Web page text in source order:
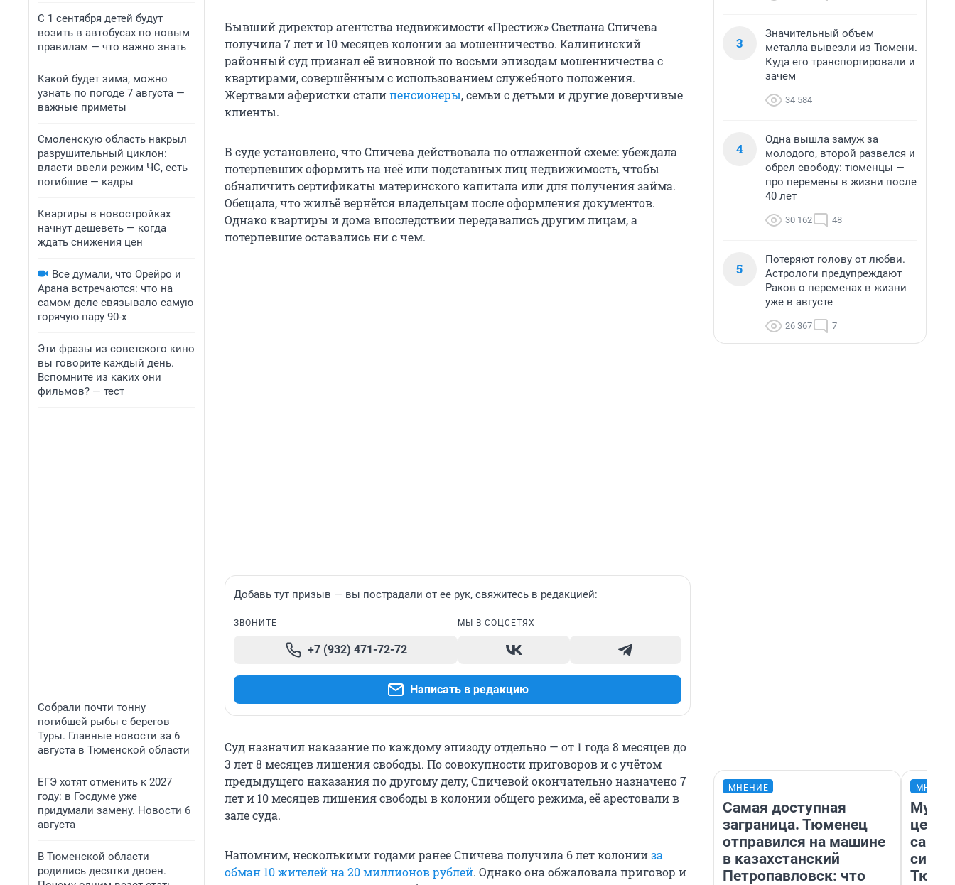
С 1 сентября детей будут
возить в автобусах по новым
правилам — что важно знать
Какой будет зима, можно
узнать по погоде 7 августа —
важные приметы
Смоленскую область накрыл
разрушительный циклон:
власти ввели режим ЧС, есть
погибшие — кадры
Квартиры в новостройках
начнут дешеветь — когда
ждать снижения цен
Все думали, что Орейро и
Арана встречаются: что на
самом деле связывало самую
горячую пару 90-х
Эти фразы из советского кино
вы говорите каждый день.
Вспомните из каких они
фильмов? — тест
Собрали почти тонну
погибшей рыбы с берегов
Туры. Главные новости за 6
августа в Тюменской области
ЕГЭ хотят отменить к 2027
году: в Госдуме уже
придумали замену. Новости 6
августа
В Тюменской области
родились десятки двоен.
Бывший директор агентства недвижимости «Престиж» Светлана Спичева
получила 7 лет и 10 месяцев колонии за мошенничество. Калининский
районный суд признал её виновной по восьми эпизодам мошенничества с
квартирами, совершённым с использованием служебного положения.
Жертвами аферистки сталипенсионеры, семьи с детьми и другие доверчивые
клиенты.
В суде установлено, что Спичева действовала по отлаженной схеме: убеждала
потерпевших оформить на неё или подставных лиц недвижимость, чтобы
обналичить сертификаты материнского капитала или для получения займа.
Обещала, что жильё вернётся владельцам после оформления документов.
Однако квартиры и дома впоследствии передавались другим лицам, а
потерпевшие оставались ни с чем.
Добавь тут призыв — вы пострадали от ее рук, свяжитесь в редакцией:
ЗВОНИТЕ
+7 (932) 471-72-72
МЫ В СОЦСЕТЯХ
Написать в редакцию
Суд назначил наказание по каждому эпизоду отдельно — от 1 года 8 месяцев до
3 лет 8 месяцев лишения свободы. По совокупности приговоров и с учётом
предыдущего наказания по другому делу, Спичевой окончательно назначено 7
лет и 10 месяцев лишения свободы в колонии общего режима, её арестовали в
зале суда.
Напомним, несколькими годами ранее Спичева получила 6 лет колонииза
обман 10 жителей на 20 миллионов рублей. Однако она обжаловала приговор и
3
Значительный объем
металла вывезли из Тюмени.
Куда его транспортировали и
зачем
34 584
4
Одна вышла замуж за
молодого, второй развелся и
обрел свободу: тюменцы —
про перемены в жизни после
40 лет
30 162 48
5
Потеряют голову от любви.
Астрологи предупреждают
Раков о переменах в жизни
уже в августе
26 367 7
МНЕНИЕ
Самая доступная
заграница. Тюменец
отправился на машине
в казахстанский
Петропавловск: что